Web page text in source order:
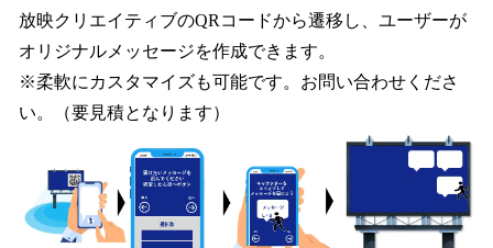
放映クリエイティブのQRコードから遷移し、ユーザーが
オリジナルメッセージを作成できます。
※柔軟にカスタマイズも可能です。お問い合わせくださ
い。（要見積となります）